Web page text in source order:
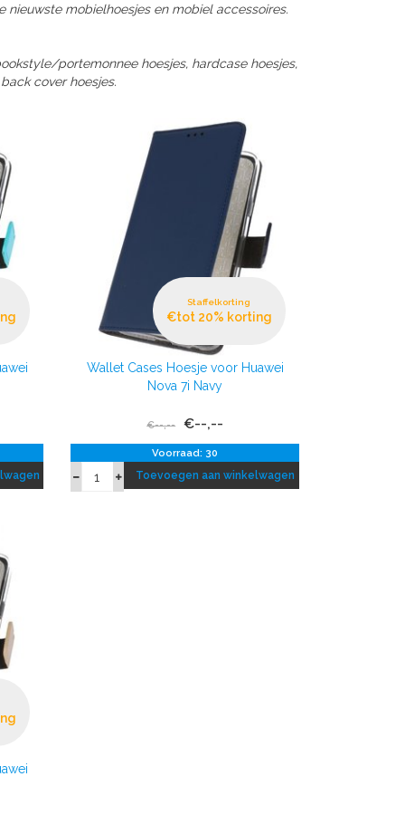
nieuwste mobielhoesjes en mobiel accessoires.
portemonnee hoesjes, hardcase hoesjes,
cover hoesjes.
Staffelkorting
€tot 20% korting
Wallet Cases Hoesje voor Huawei
Nova 7i Navy
€--,-- €--,--
Voorraad: 30
Toevoegen aan winkelwagen